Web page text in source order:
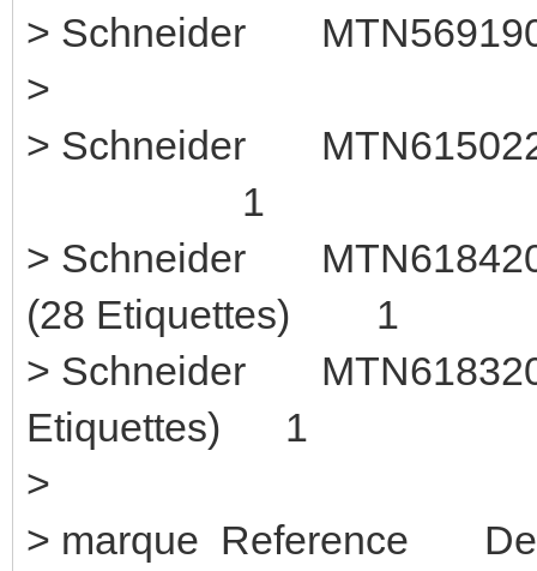
> Schneider
>
> Schneider
1
> Schneider
(28 Etiquettes) 1
> Schneider
Etiquettes) 1
>
> marque Reference